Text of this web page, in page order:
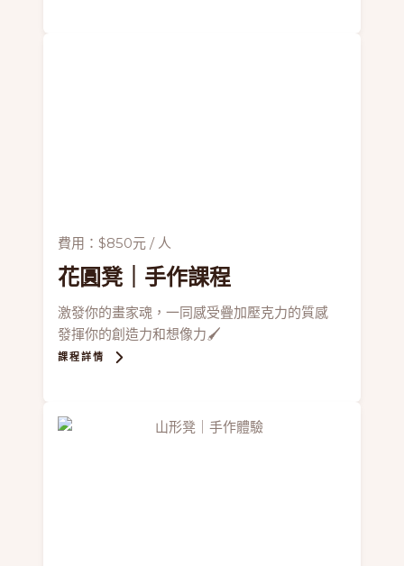
費用：$850元 / 人
花圓凳｜手作課程
激發你的畫家魂，一同感受疊加壓克力的質感
發揮你的創造力和想像力🖌
課程詳情